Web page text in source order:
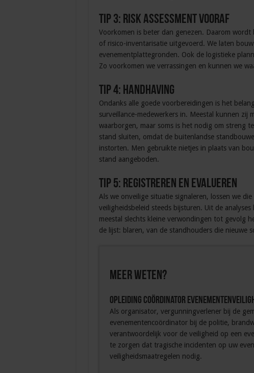
Tip 3: risk assessment vooraf
Voorkomen is beter dan genezen. Daarom
of risico-inventarisatie uitgevoerd. We laten
evenementplattegronden. Ook de logistieke
Zo voorkomen we verrassingen en kunnen we
Tip 4: handhaving
Ondanks alle goede voorbereidingen is het
surveillance-medewerkers in. Meestal kunnen zij
waarborgen, maar soms is het nodig om streng
stand sluiten, omdat de buitenlandse
instorten. Men gebruikte nietjes in plaats van
stand aangeboden.
Tip 5: Registreren en evalueren
Als we onveilige situatie signaleren, lossen we
veiligheidsbeleid steeds bijsturen. Uit de
meestal slechts kleine verwondingen tot gevolg
de lijst: blaren, van de standhouders die nieuwe
Meer weten?
Opleiding Coördinator
Als organisator, vergunningverlener bij de
evenementencoördinator bij de politie,
verantwoordelijk voor de veiligheid op een
te zorgen dat tragische incidenten op uw
veiligheidsmaatregelen nodig.